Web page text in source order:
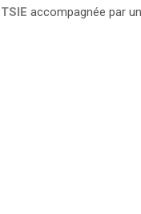
accompagnée par